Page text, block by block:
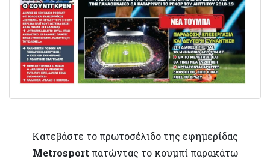
Κατεβάστε το πρωτοσέλιδο της εφημερίδας
Μetrosport πατώντας το κουμπί παρακάτω